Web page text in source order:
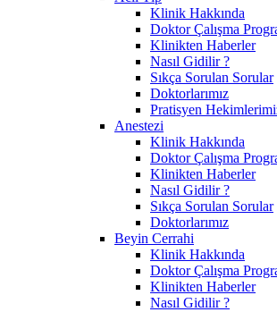
Klinik Hakkında
Doktor Çalışma
Klinikten Haberler
Nasıl Gidilir ?
Sıkça Sorulan Sorular
Doktorlarımız
Pratisyen
Anestezi
Klinik Hakkında
Doktor Çalışma
Klinikten Haberler
Nasıl Gidilir ?
Sıkça Sorulan Sorular
Doktorlarımız
Beyin Cerrahi
Klinik Hakkında
Doktor Çalışma
Klinikten Haberler
Nasıl Gidilir ?